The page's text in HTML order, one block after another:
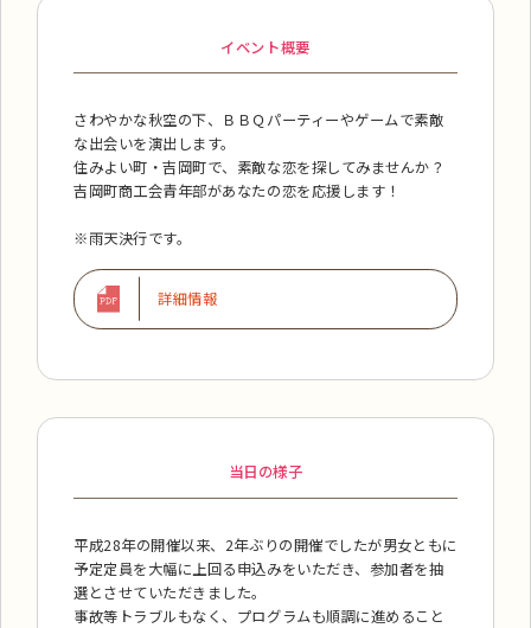
イベント概要
さわやかな秋空の下、ＢＢＱパーティーやゲームで素敵
な出会いを演出します。
住みよい町・吉岡町で、素敵な恋を探してみませんか？
吉岡町商工会青年部があなたの恋を応援します！
※雨天決行です。
詳細情報
当日の様子
平成28年の開催以来、2年ぶりの開催でしたが男女ともに
予定定員を大幅に上回る申込みをいただき、参加者を抽
選とさせていただきました。
事故等トラブルもなく、プログラムも順調に進めること